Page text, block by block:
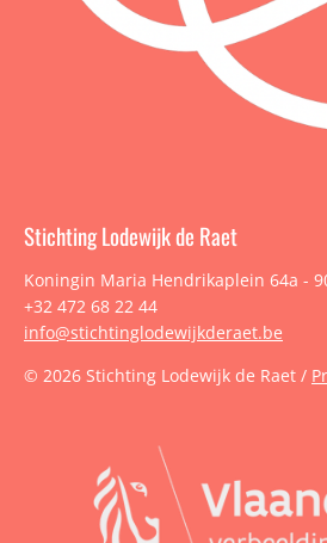
Stichting Lodewijk de Raet
Koningin Maria Hendrikaplein 64a -
+32 472 68 22 44
info@stichtinglodewijkderaet.be
© 2026 Stichting Lodewijk de Raet /